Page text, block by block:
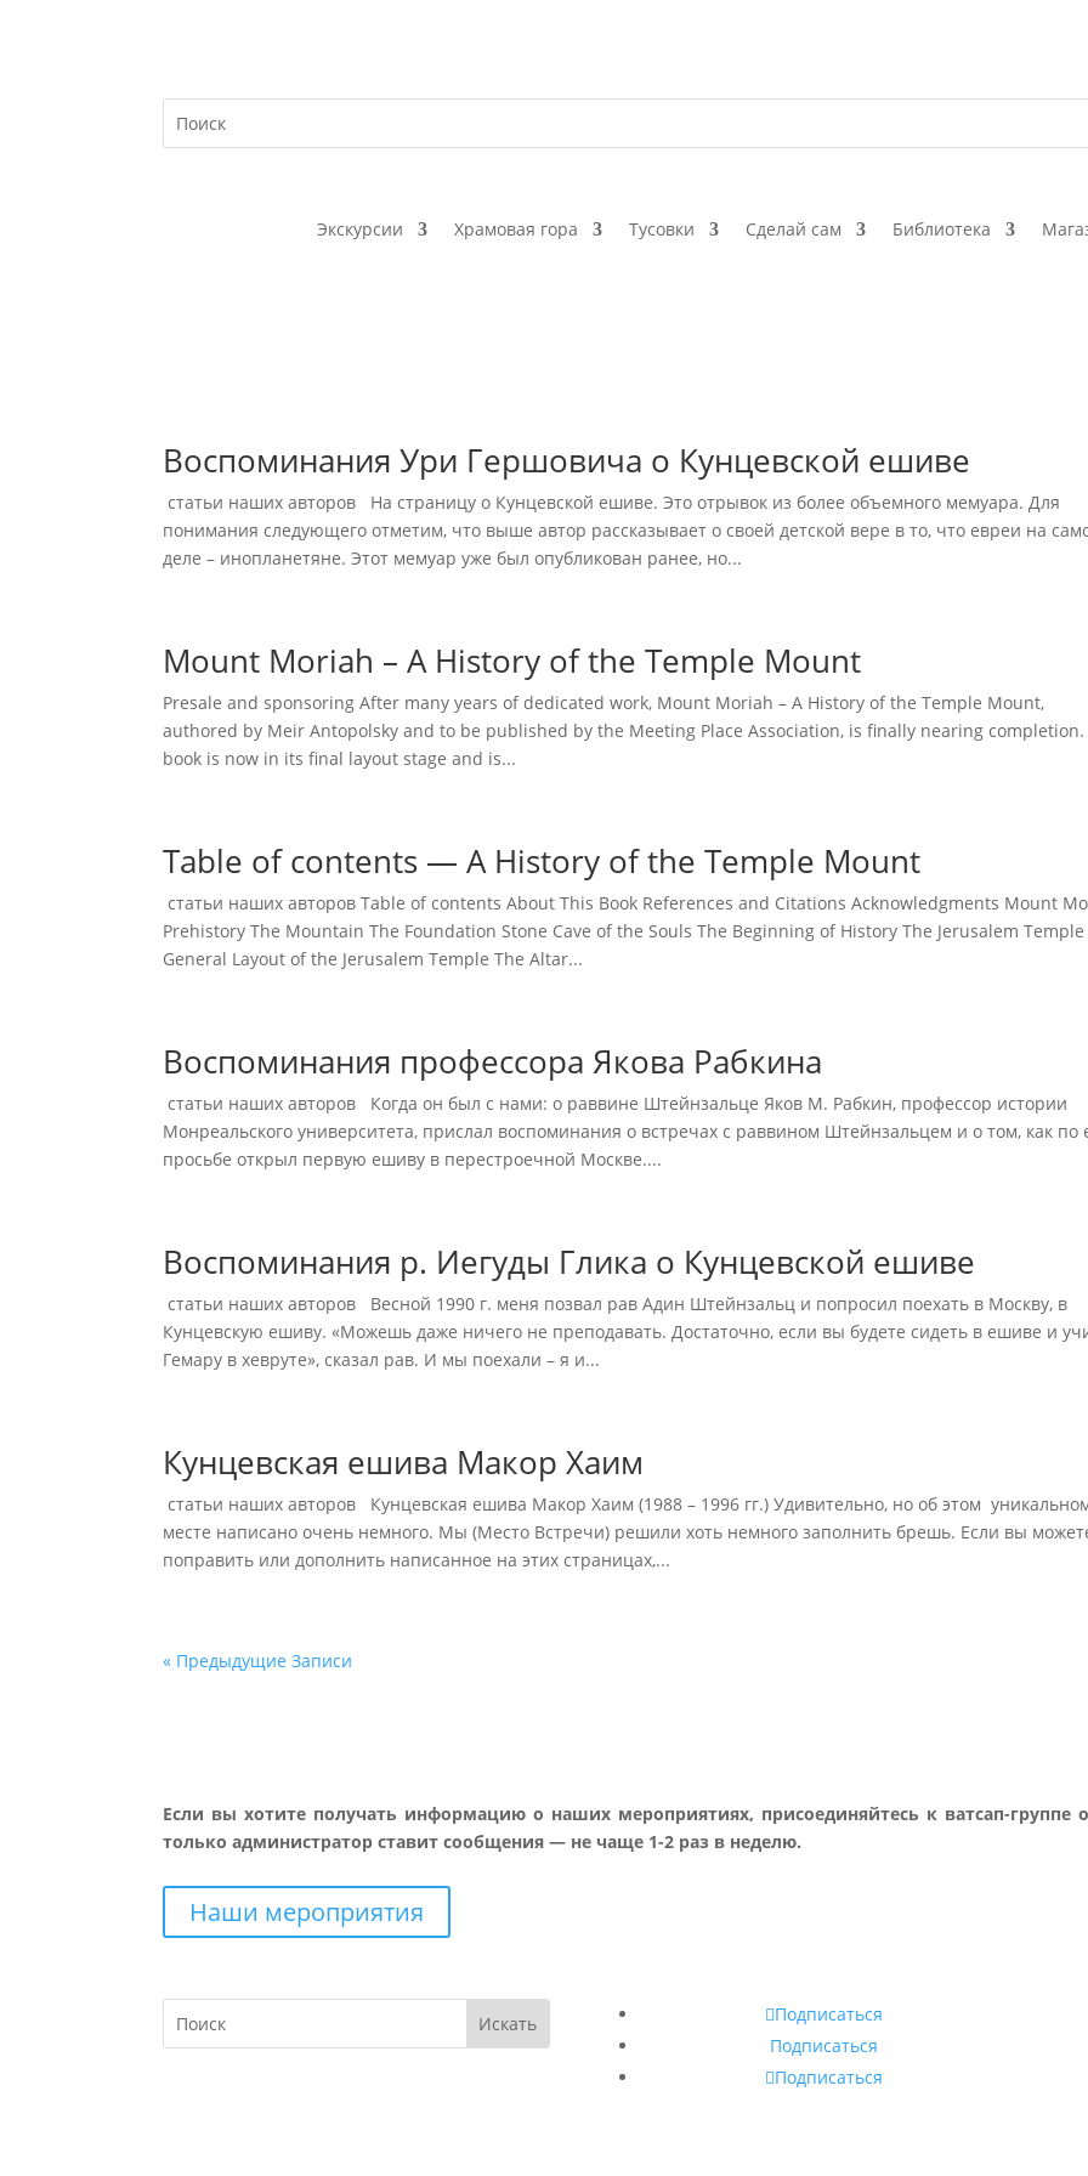
Экскурсии Храмовая гора Тусовки Сделай сам Библиотека
Воспоминания Ури Гершовича о Кунцевской ешиве
статьи наших авторов На страницу о Кунцевской ешиве. Это отрывок из более объемного мемуара. Для
понимания следующего отметим, что выше автор рассказывает о своей детской вере в то, что евреи на
деле – инопланетяне. Этот мемуар уже был опубликован ранее, но...
Mount Moriah – A History of the Temple Mount
Presale and sponsoring After many years of dedicated work, Mount Moriah – A History of the Temple Mount,
authored by Meir Antopolsky and to be published by the Meeting Place Association, is finally nearing completion.
book is now in its final layout stage and is...
Table of contents — A History of the Temple Mount
статьи наших авторов Table of contents About This Book References and Citations Acknowledgments Mount
Prehistory The Mountain The Foundation Stone Cave of the Souls The Beginning of History The Jerusalem Temple
General Layout of the Jerusalem Temple The Altar...
Воспоминания профессора Якова Рабкина
статьи наших авторов Когда он был с нами: о раввине Штейнзальце Яков М. Рабкин, профессор истории
Монреальского университета, прислал воспоминания о встречах с раввином Штейнзальцем и о том, как по
просьбе открыл первую ешиву в перестроечной Москве....
Воспоминания р. Иегуды Глика о Кунцевской ешиве
статьи наших авторов Весной 1990 г. меня позвал рав Адин Штейнзальц и попросил поехать в Москву, в
Кунцевскую ешиву. «Можешь даже ничего не преподавать. Достаточно, если вы будете сидеть в ешиве и
Гемару в хевруте», сказал рав. И мы поехали – я и...
Кунцевская ешива Макор Хаим
статьи наших авторов Кунцевская ешива Макор Хаим (1988 – 1996 гг.) Удивительно, но об этом
месте написано очень немного. Мы (Место Встречи) решили хоть немного заполнить брешь. Если вы
поправить или дополнить написанное на этих страницах,...
« Предыдущие Записи
Если вы хотите получать информацию о наших мероприятиях, присоединяйтесь к ватсап-группе
только администратор ставит сообщения — не чаще 1-2 раз в неделю.
Наши мероприятия
Подписаться
Подписаться
Подписаться